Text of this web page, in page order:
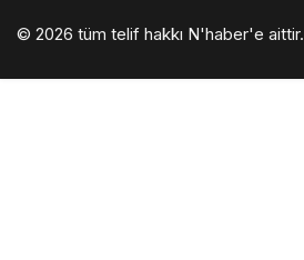
© 2026 tüm telif hakkı N'haber'e aittir.